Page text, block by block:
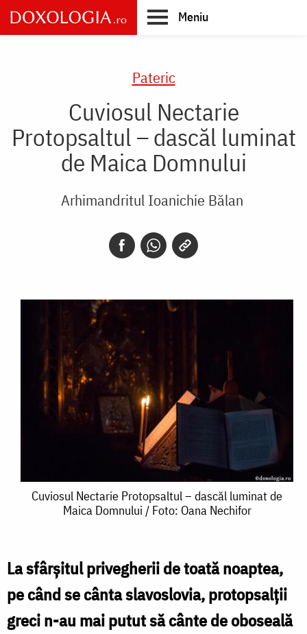
Skip
to
main
Meniu
Pateric
Cuviosul Nectarie
Protopsaltul – dascăl luminat
de Maica Domnului
Arhimandritul Ioanichie Bălan
Cuviosul
Nectarie
–
dascăl
luminat
Cuviosul Nectarie Protopsaltul – dascăl luminat de
Maica Domnului / Foto: Oana Nechifor
La sfârşitul privegherii de toată noaptea,
pe când se cânta slavoslovia, protopsalţii
greci n-au mai putut să cânte de oboseală